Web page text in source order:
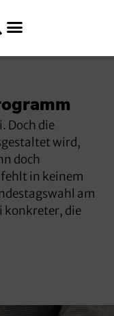
Doch die
wird,
doch
in keinem
am
konkreter, die